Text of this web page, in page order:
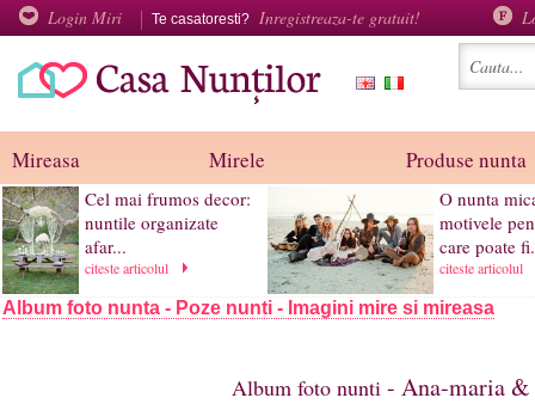
Login Miri Te casatoresti? Inregistreaza-te gratuit!
Mireasa Mirele Produse nunta
Cel mai frumos decor:
nuntile organizate
afar...
citeste articolul
O nunta
motivele
care poate
citeste articolul
Album foto nunta - Poze nunti - Imagini mire si mireasa
Album foto nunti - Ana-maria &